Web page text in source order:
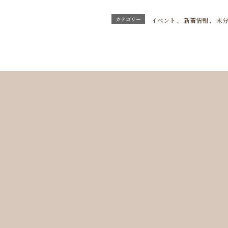
カテゴリー イベント 、 新着情報、 未